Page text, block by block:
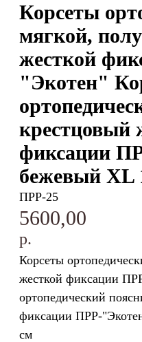
Корсеты
мягкой,
жесткой
"Экотен"
крестцовый
фиксации
бежевый XL
ПРР-25
5600,00
р.
Корсеты
жесткой фиксации
ортопедический
фиксации ПРР-
см